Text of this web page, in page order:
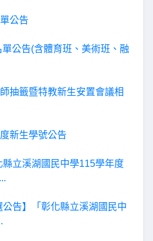
公告
公告(含體育班、美術班、融
抽籤暨特教新生安置會議相
新生學號公告
縣立溪湖國民中學115學年度
公告】「彰化縣立溪湖國民中